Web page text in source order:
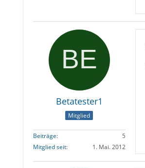
Betatester1
Mitglied
Beiträge
5
Mitglied seit
1. Mai. 2012